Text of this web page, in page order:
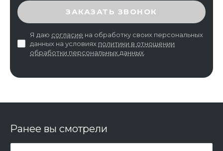
ВВЕДИТЕ ПРОВЕРОЧНЫЙ КОД
ЗАКАЗАТЬ ЗВОНОК
Я даю согласие на обработку своих персональных
данных на условиях политики в отношении
обработки персональных данных
Ранее вы смотрели